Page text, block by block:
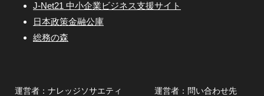
J-Net21 中小企業ビジネス支援サイト
日本政策金融公庫
総務の森
運営者：ナレッジソサエティ
運営者：問い合わせ先